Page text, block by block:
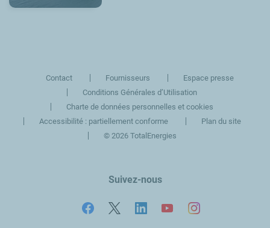
Contact Fournisseurs
Espace presse
Conditions Générales d’Utilisation
Charte de données personnelles et cookies
Accessibilité : partiellement conforme
Plan du site
©2026 TotalEnergies
Suivez-nous